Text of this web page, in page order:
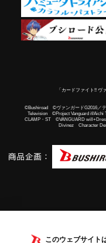
このウェブサイト
「カードファイト!! ヴ
©Bushiroad ©ヴァンガードG2016／
Television ©Project Vanguard if/
CLAMP・ST ©VANGUARD
Divinez Character